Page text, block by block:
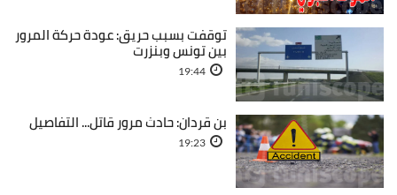
توقفت بسبب حريق: عودة حركة المرور
بين تونس وبنزرت
19:44
بن قردان: حادث مرور قاتل... التفاصيل
19:23